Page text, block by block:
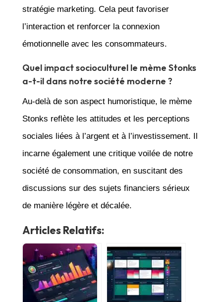
stratégie marketing. Cela peut favoriser
l’interaction et renforcer la connexion
émotionnelle avec les consommateurs.
Quel impact socioculturel le mème Stonks
a-t-il dans notre société moderne ?
Au-delà de son aspect humoristique, le mème
Stonks reflète les attitudes et les perceptions
sociales liées à l’argent et à l’investissement. Il
incarne également une critique voilée de notre
société de consommation, en suscitant des
discussions sur des sujets financiers sérieux
de manière légère et décalée.
Articles Relatifs: